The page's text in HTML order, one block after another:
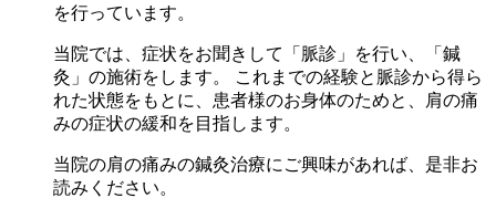
を行っています。
当院では、症状をお聞きして「脈診」を行い、「鍼
灸」の施術をします。 これまでの経験と脈診から得ら
れた状態をもとに、患者様のお身体のためと、肩の痛
みの症状の緩和を目指します。
当院の肩の痛みの鍼灸治療にご興味があれば、是非お
読みください。